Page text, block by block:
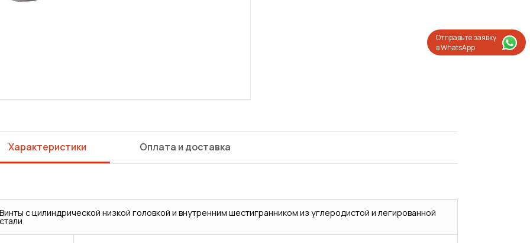
Отправьте заявку
в WhatsApp
Характеристики Оплата и доставка
Винты с цилиндрической низкой головкой и внутренним шестигранником из углеродистой и легированной
стали